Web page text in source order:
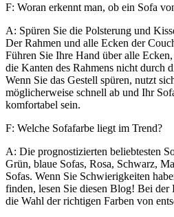
F: Woran erkennt man, ob ein Sofa
A: Spüren Sie die Polsterung und
Der Rahmen und alle Ecken der
Führen Sie Ihre Hand über alle
die Kanten des Rahmens nicht durch
Wenn Sie das Gestell spüren, nutzt
möglicherweise schnell ab und Ihr
komfortabel sein.
F: Welche Sofafarbe liegt im Trend?
A: Die prognostizierten beliebtesten
Grün, blaue Sofas, Rosa, Schwarz,
Sofas. Wenn Sie Schwierigkeiten
finden, lesen Sie diesen Blog! Bei der
die Wahl der richtigen Farben von